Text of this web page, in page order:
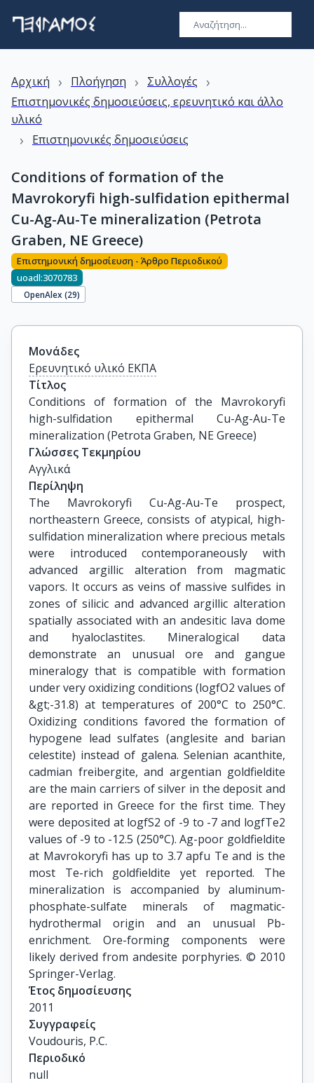
Αρχική › Πλοήγηση › Συλλογές ›
Επιστημονικές δημοσιεύσεις, ερευνητικό και άλλο
υλικό
› Επιστημονικές δημοσιεύσεις
Conditions of formation of the
Mavrokoryfi high-sulfidation epithermal
Cu-Ag-Au-Te mineralization (Petrota
Graben, NE Greece)
Επιστημονική δημοσίευση - Άρθρο Περιοδικού
uoadl:3070783
OpenAlex (29)
Μονάδες
Ερευνητικό υλικό ΕΚΠΑ
Τίτλος
Conditions of formation of the Mavrokoryfi
high-sulfidation epithermal Cu-Ag-Au-Te
mineralization (Petrota Graben, NE Greece)
Γλώσσες Τεκμηρίου
Αγγλικά
Περίληψη
The Mavrokoryfi Cu-Ag-Au-Te prospect,
northeastern Greece, consists of atypical, high-
sulfidation mineralization where precious metals
were introduced contemporaneously with
advanced argillic alteration from magmatic
vapors. It occurs as veins of massive sulfides in
zones of silicic and advanced argillic alteration
spatially associated with an andesitic lava dome
and hyaloclastites. Mineralogical data
demonstrate an unusual ore and gangue
mineralogy that is compatible with formation
under very oxidizing conditions (logfO2 values of
&gt;-31.8) at temperatures of 200°C to 250°C.
Oxidizing conditions favored the formation of
hypogene lead sulfates (anglesite and barian
celestite) instead of galena. Selenian acanthite,
cadmian freibergite, and argentian goldfieldite
are the main carriers of silver in the deposit and
are reported in Greece for the first time. They
were deposited at logfS2 of -9 to -7 and logfTe2
values of -9 to -12.5 (250°C). Ag-poor goldfieldite
at Mavrokoryfi has up to 3.7 apfu Te and is the
most Te-rich goldfieldite yet reported. The
mineralization is accompanied by aluminum-
phosphate-sulfate minerals of magmatic-
hydrothermal origin and an unusual Pb-
enrichment. Ore-forming components were
likely derived from andesite porphyries. © 2010
Springer-Verlag.
Έτος δημοσίευσης
2011
Συγγραφείς
Voudouris, P.C.
Περιοδικό
null